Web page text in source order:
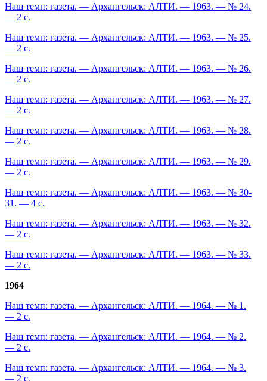
Наш темп: газета. — Архангельск: АЛТИ. — 1963. — № 24.
— 2 с.
Наш темп: газета. — Архангельск: АЛТИ. — 1963. — № 25.
— 2 с.
Наш темп: газета. — Архангельск: АЛТИ. — 1963. — № 26.
— 2 с.
Наш темп: газета. — Архангельск: АЛТИ. — 1963. — № 27.
— 2 с.
Наш темп: газета. — Архангельск: АЛТИ. — 1963. — № 28.
— 2 с.
Наш темп: газета. — Архангельск: АЛТИ. — 1963. — № 29.
— 2 с.
Наш темп: газета. — Архангельск: АЛТИ. — 1963. — № 30-
31. — 4 с.
Наш темп: газета. — Архангельск: АЛТИ. — 1963. — № 32.
— 2 с.
Наш темп: газета. — Архангельск: АЛТИ. — 1963. — № 33.
— 2 с.
1964
Наш темп: газета. — Архангельск: АЛТИ. — 1964. — № 1.
— 2 с.
Наш темп: газета. — Архангельск: АЛТИ. — 1964. — № 2.
— 2 с.
Наш темп: газета. — Архангельск: АЛТИ. — 1964. — № 3.
— 2 с.